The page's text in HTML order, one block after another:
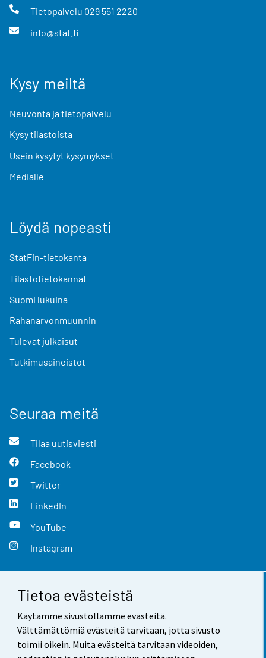
Tietoa evästeistä
Käytämme sivustollamme evästeitä.
Välttämättömiä evästeitä tarvitaan, jotta sivusto
toimii oikein. Muita evästeitä tarvitaan videoiden,
Tietopalvelu 029 551 2220
info@stat.fi
Kysy meiltä
Neuvonta ja tietopalvelu
Kysy tilastoista
Usein kysytyt kysymykset
Medialle
Löydä nopeasti
StatFin-tietokanta
Tilastotietokannat
Suomi lukuina
Rahanarvonmuunnin
Tulevat julkaisut
Tutkimusaineistot
Seuraa meitä
Tilaa uutisviesti
Facebook
Twitter
LinkedIn
YouTube
Instagram
Yhteystiedot
Palaute
Käyttöehdot